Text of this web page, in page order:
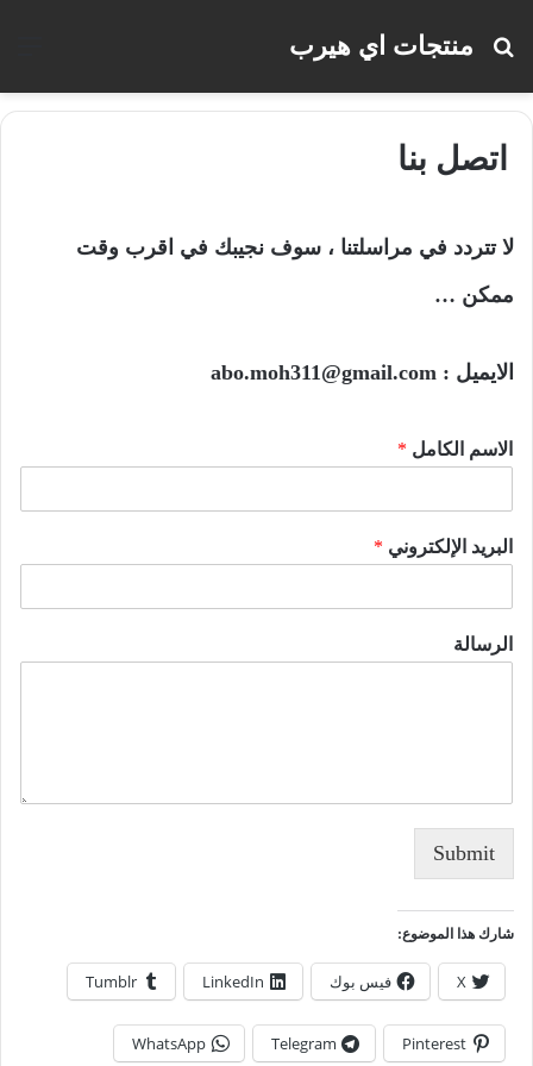
منتجات اي هيرب
بحث
اتصل بنا
لا تتردد في مراسلتنا ، سوف نجيبك في اقرب وقت
ممكن …
الايميل : abo.moh311@gmail.com
الاسم الكامل *
البريد الإلكتروني *
الرسالة
Submit
شارك هذا الموضوع:
X فيس بوك LinkedIn
Tumblr
Pinterest
Telegram
WhatsApp